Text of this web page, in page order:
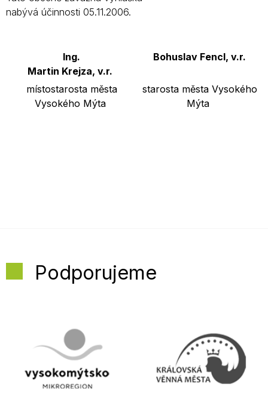
nabývá účinnosti 05.11.2006.
Ing.
Martin Krejza, v.r.
Bohuslav Fencl, v.r.
místostarosta města
Vysokého Mýta
starosta města Vysokého
Mýta
Podporujeme